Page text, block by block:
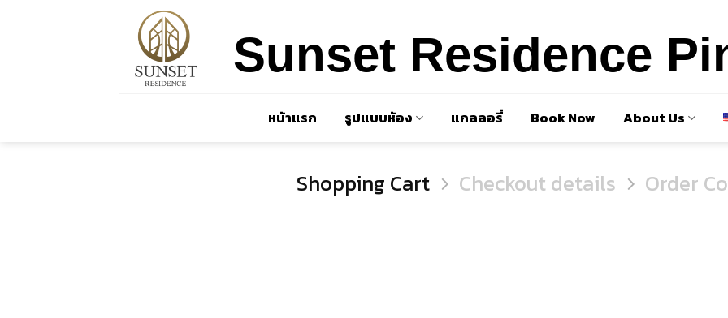
Sunset Residence
หน้าแรก รูปแบบห้อง แกลลอรี่ Book Now About Us
Shopping Cart Checkout details Order